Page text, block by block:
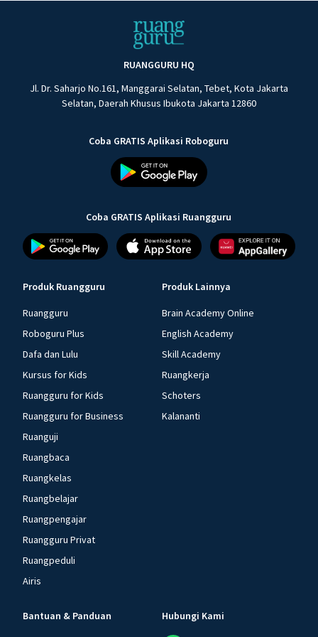
RUANGGURU HQ
Jl. Dr. Saharjo No.161, Manggarai Selatan, Tebet, Kota Jakarta
Selatan, Daerah Khusus Ibukota Jakarta 12860
Coba GRATIS Aplikasi Roboguru
Coba GRATIS Aplikasi Ruangguru
Produk Ruangguru
Ruangguru
Roboguru Plus
Dafa dan Lulu
Kursus for Kids
Ruangguru for Kids
Ruangguru for Business
Ruanguji
Ruangbaca
Ruangkelas
Ruangbelajar
Ruangpengajar
Ruangguru Privat
Ruangpeduli
Airis
Produk Lainnya
Brain Academy Online
English Academy
Skill Academy
Ruangkerja
Schoters
Kalananti
Bantuan & Panduan Hubungi Kami